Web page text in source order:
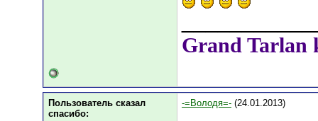
Grand Tarlan
Пользователь сказал
cпасибо:
-=Володя=- (24.01.2013)